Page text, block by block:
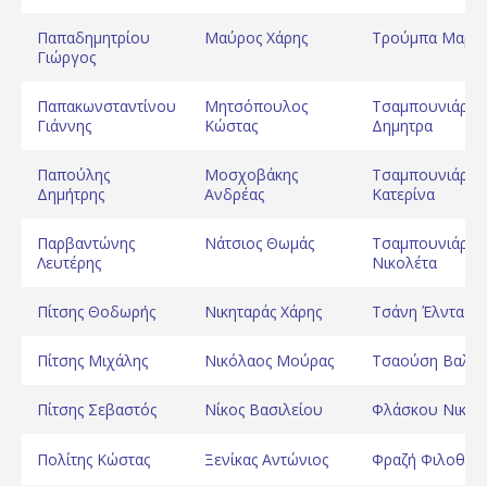
Παπαδημητρίου
Γιώργος
Μαύρος Χάρης Τρούμπα
Παπακωνσταντίνου
Γιάννης
Μητσόπουλος
Κώστας
Τσαμπουνιάρη
Δημητρα
Παπούλης
Δημήτρης
Μοσχοβάκης
Ανδρέας
Τσαμπουνιάρη
Κατερίνα
Παρβαντώνης
Λευτέρης
Νάτσιος Θωμάς
Τσαμπουνιάρη
Νικολέτα
Πίτσης Θοδωρής Νικηταράς Χάρης Τσάνη Έλντα
Πίτσης Μιχάλης Νικόλαος Μούρας Τσαούση
Πίτσης Σεβαστός Νίκος Βασιλείου Φλάσκου
Πολίτης Κώστας Ξενίκας Αντώνιος Φραζή Φιλοθέη